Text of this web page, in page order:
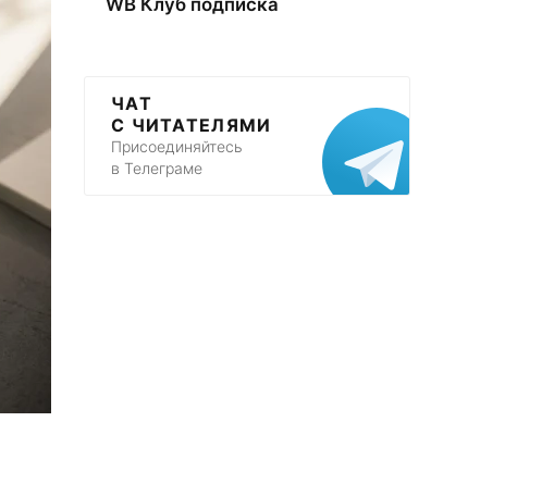
WB Клуб подписка
ЧАТ
С ЧИТАТЕЛЯМИ
Присоединяйтесь
в Телеграме